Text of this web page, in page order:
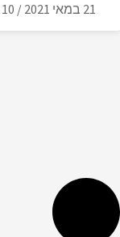
21 במאי 2021 / 10 Sivan 5781